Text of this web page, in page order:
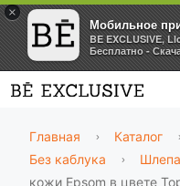
×
Мобильное
BE EXCLUSIVE,
Бесплатно -
Главная Каталог
Без каблука
кожи Epsom в цвете